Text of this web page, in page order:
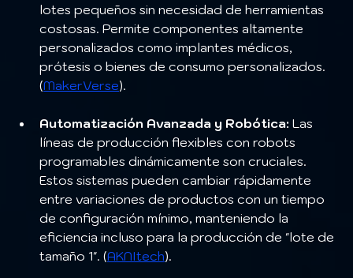
lotes pequeños sin necesidad de herramientas
costosas. Permite componentes altamente
personalizados como implantes médicos,
prótesis o bienes de consumo personalizados.
(MakerVerse).
Automatización Avanzada y Robótica: Las
líneas de producción flexibles con robots
programables dinámicamente son cruciales.
Estos sistemas pueden cambiar rápidamente
entre variaciones de productos con un tiempo
de configuración mínimo, manteniendo la
eficiencia incluso para la producción de "lote de
tamaño 1". (AKNItech).